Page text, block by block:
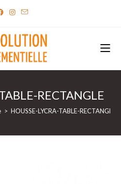
RECTANGLE
> HOUSSE-LYCRA-TABLE-RECTANGLE